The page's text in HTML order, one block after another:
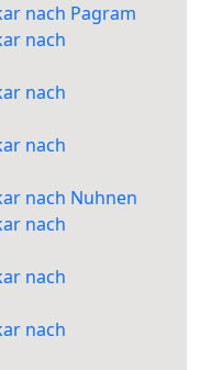
nach Pagram
nach
nach
nach
nach Nuhnen
nach
nach
nach